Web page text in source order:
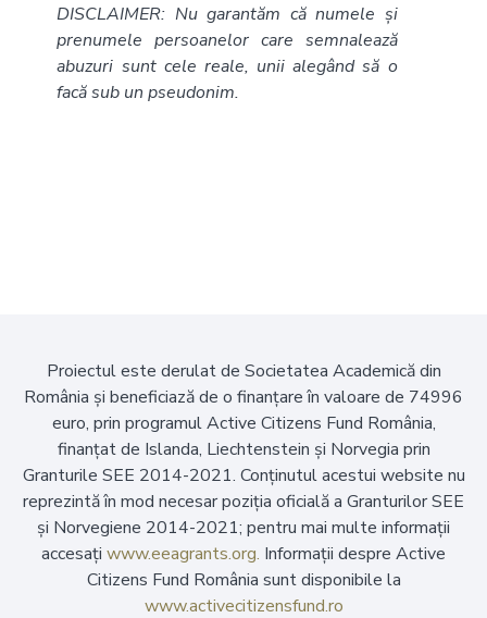
DISCLAIMER: Nu garantăm că numele și
prenumele persoanelor care semnalează
abuzuri sunt cele reale, unii alegând să o
facă sub un pseudonim.
Proiectul este derulat de Societatea Academică din
România și beneficiază de o finanțare în valoare de 74996
euro, prin programul Active Citizens Fund România,
finanțat de Islanda, Liechtenstein și Norvegia prin
Granturile SEE 2014-2021. Conținutul acestui website nu
reprezintă în mod necesar poziția oficială a Granturilor SEE
și Norvegiene 2014-2021; pentru mai multe informații
accesați www.eeagrants.org. Informații despre Active
Citizens Fund România sunt disponibile la
www.activecitizensfund.ro